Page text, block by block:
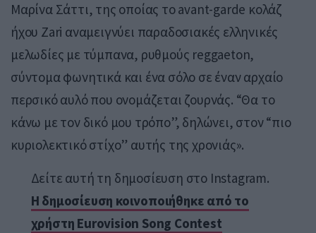
Μαρίνα Σάττι, της οποίας το avant-garde κολάζ
ήχου Zari αναμειγνύει παραδοσιακές ελληνικές
μελωδίες με τύμπανα, ρυθμούς reggaeton,
σύντομα φωνητικά και ένα σόλο σε έναν αρχαίο
περσικό αυλό που ονομάζεται ζουρνάς. “Θα το
κάνω με τον δικό μου τρόπο”, δηλώνει, στον “πιο
κυριολεκτικό στίχο” αυτής της χρονιάς».
Δείτε αυτή τη δημοσίευση στο Instagram.
Η δημοσίευση κοινοποιήθηκε από το
χρήστη Eurovision Song Contest